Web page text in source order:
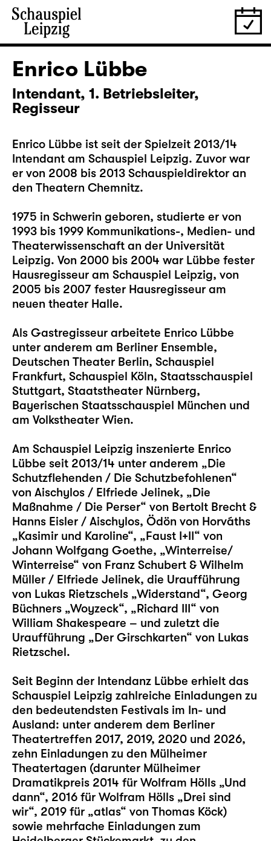
Enrico Lübbe
Intendant, 1. Betriebsleiter,
Regisseur
Enrico Lübbe ist seit der Spielzeit 2013/14
Intendant am Schauspiel Leipzig. Zuvor war
er von 2008 bis 2013 Schauspieldirektor an
den Theatern Chemnitz.
1975 in Schwerin geboren, studierte er von
1993 bis 1999 Kommunikations-, Medien- und
Theaterwissenschaft an der Universität
Leipzig. Von 2000 bis 2004 war Lübbe fester
Hausregisseur am Schauspiel Leipzig, von
2005 bis 2007 fester Hausregisseur am
neuen theater Halle.
Als Gastregisseur arbeitete Enrico Lübbe
unter anderem am Berliner Ensemble,
Deutschen Theater Berlin, Schauspiel
Frankfurt, Schauspiel Köln, Staatsschauspiel
Stuttgart, Staatstheater Nürnberg,
Bayerischen Staatsschauspiel München und
am Volkstheater Wien.
Am Schauspiel Leipzig inszenierte Enrico
Lübbe seit 2013/14 unter anderem „Die
Schutzflehenden / Die Schutzbefohlenen“
von Aischylos / Elfriede Jelinek, „Die
Maßnahme / Die Perser“ von Bertolt Brecht &
Hanns Eisler / Aischylos, Ödön von Horváths
„Kasimir und Karoline“, „Faust I+II“ von
Johann Wolfgang Goethe, „Winterreise/
Winterreise“ von Franz Schubert & Wilhelm
Müller / Elfriede Jelinek, die Uraufführung
von Lukas Rietzschels „Widerstand“, Georg
Büchners „Woyzeck“, „Richard III“ von
William Shakespeare – und zuletzt die
Uraufführung „Der Girschkarten“ von Lukas
Rietzschel.
Seit Beginn der Intendanz Lübbe erhielt das
Schauspiel Leipzig zahlreiche Einladungen zu
den bedeutendsten Festivals im In- und
Ausland: unter anderem dem Berliner
Theatertreffen 2017, 2019, 2020 und 2026,
zehn Einladungen zu den Mülheimer
Theatertagen (darunter Mülheimer
Dramatikpreis 2014 für Wolfram Hölls „Und
dann“, 2016 für Wolfram Hölls „Drei sind
wir“, 2019 für „atlas“ von Thomas Köck)
sowie mehrfache Einladungen zum